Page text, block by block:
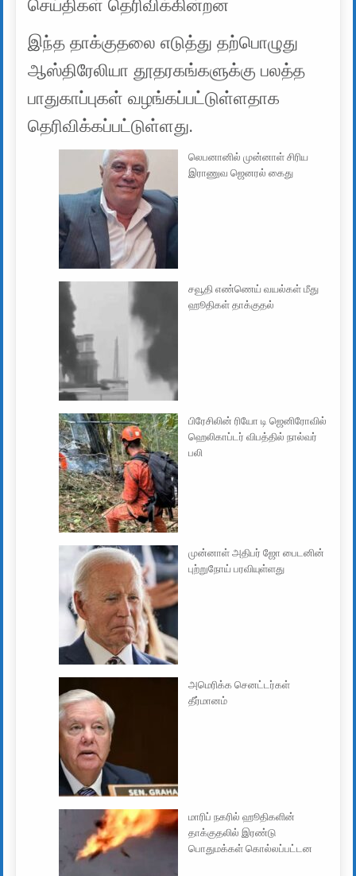
செய்திகள் தெரிவிக்கின்றன
இந்த தாக்குதலை எடுத்து தற்பொழுது
ஆஸ்திரேலியா தூதரகங்களுக்கு பலத்த
பாதுகாப்புகள் வழங்கப்பட்டுள்ளதாக
தெரிவிக்கப்பட்டுள்ளது.
லெபனானில் முன்னாள் சிரிய
இராணுவ ஜெனரல் கைது
சவூதி எண்ணெய் வயல்கள் மீது
ஹூதிகள் தாக்குதல்
பிரேசிலின் ரியோ டி ஜெனிரோவில்
ஹெலிகாப்டர் விபத்தில் நால்வர்
பலி
முன்னாள் அதிபர் ஜோ பைடனின்
புற்றுநோய் பரவியுள்ளது
அமெரிக்க செனட்டர்கள்
தீர்மானம்
மாரிப் நகரில் ஹூதிகளின்
தாக்குதலில் இரண்டு
பொதுமக்கள் கொல்லப்பட்டன